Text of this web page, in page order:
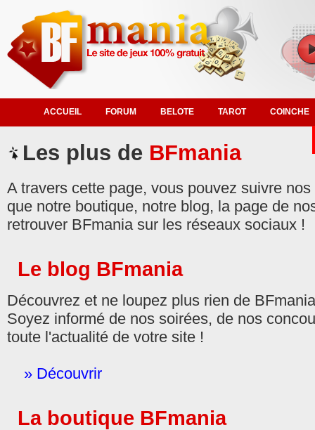
ACCUEIL FORUM BELOTE TAROT COINCHE
Les plus de BFmania
A travers cette page, vous pouvez suivre
que notre boutique, notre blog, la page de
retrouver BFmania sur les réseaux sociaux !
Le blog BFmania
Découvrez et ne loupez plus rien de
Soyez informé de nos soirées, de nos
toute l'actualité de votre site !
» Découvrir
La boutique BFmania